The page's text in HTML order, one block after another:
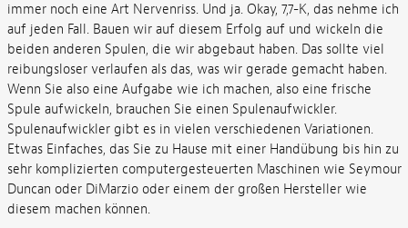
immer noch eine Art Nervenriss. Und ja. Okay, 7,7-K, das nehme ich
auf jeden Fall. Bauen wir auf diesem Erfolg auf und wickeln die
beiden anderen Spulen, die wir abgebaut haben. Das sollte viel
reibungsloser verlaufen als das, was wir gerade gemacht haben.
Wenn Sie also eine Aufgabe wie ich machen, also eine frische
Spule aufwickeln, brauchen Sie einen Spulenaufwickler.
Spulenaufwickler gibt es in vielen verschiedenen Variationen.
Etwas Einfaches, das Sie zu Hause mit einer Handübung bis hin zu
sehr komplizierten computergesteuerten Maschinen wie Seymour
Duncan oder DiMarzio oder einem der großen Hersteller wie
diesem machen können.